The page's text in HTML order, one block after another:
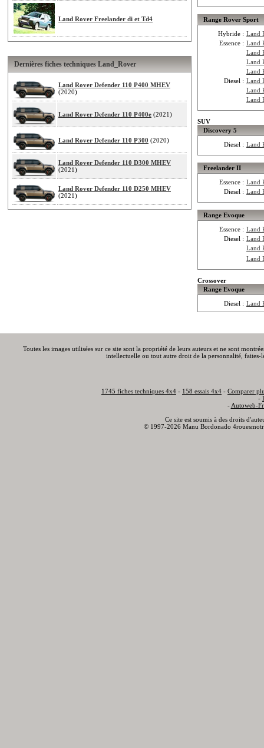
Land Rover Freelander di et Td4
Dernières fiches techniques Land_Rover
Land Rover Defender 110 P400 MHEV
(2020)
Land Rover Defender 110 P400e (2021)
Land Rover Defender 110 P300 (2020)
Land Rover Defender 110 D300 MHEV
(2021)
Land Rover Defender 110 D250 MHEV
(2021)
Range Rover Sport
Hybride : Land
Essence : Land
Land
Land
Land
Diesel : Land
Land
Land
SUV
Discovery 5
Diesel : Land
Freelander II
Essence : Land
Diesel : Land
Range Evoque
Essence : Land
Diesel : Land
Land
Land
Crossover
Range Evoque
Diesel : Land
Toutes les images utilisées sur ce site sont la propriété de leurs auteurs et ne sont
intellectuelle ou tout autre droit de la personnalité,
1745 fiches techniques 4x4 - 158 essais 4x4 - Comparer
-
- Autoweb-
Ce site est soumis à des droits
© 1997-2026 Manu Bordonado